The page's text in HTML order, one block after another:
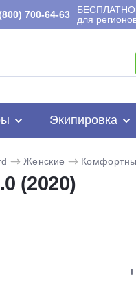
700-64-63
БЕСПЛАТНО
для
Экипировка
Женские
(2020)